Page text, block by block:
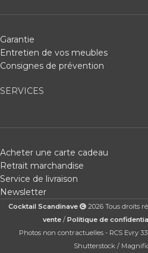
Garantie
Entretien de vos meubles
Consignes de prévention
SERVICES
Acheter une carte cadeau
Retrait marchandise
Service de livraison
Newsletter
Cocktail Scandinave 2026 Tous droits
vente/ Politique de
Photos non contractuelles - RCS Evry
Shutterstock /